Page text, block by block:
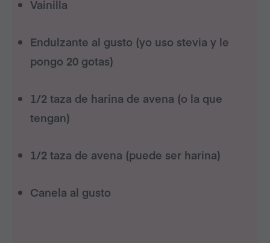
Vainilla
Endulzante al gusto (yo uso stevia y le
pongo 20 gotas)
1/2 taza de harina de avena (o la que
tengan)
1/2 taza de avena (puede ser harina)
Canela al gusto